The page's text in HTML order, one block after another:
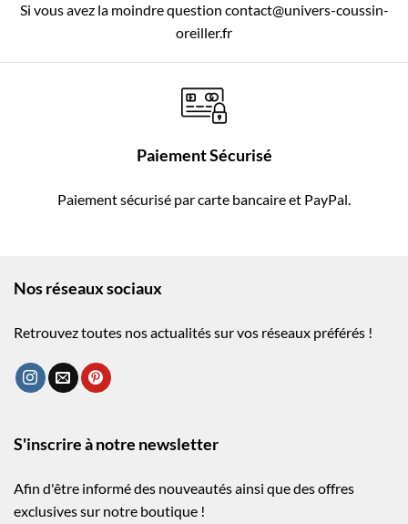
Si vous avez la moindre question contact@univers-coussin-
oreiller.fr
Paiement Sécurisé
Paiement sécurisé par carte bancaire et PayPal.
Nos réseaux sociaux
Retrouvez toutes nos actualités sur vos réseaux préférés !
S'inscrire à notre newsletter
Afin d'être informé des nouveautés ainsi que des offres
exclusives sur notre boutique !